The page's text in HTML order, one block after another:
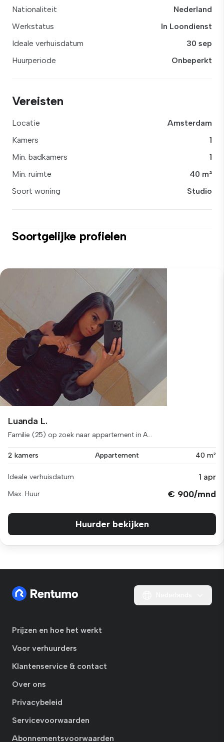
Nationaliteit
Nederland
Werkstatus
In Loondienst
Ideale verhuisdatum
30 sep
Huurperiode
Onbeperkt
Vereisten
Locatie
Amsterdam
Kamers
1
Min. badkamers
1
Min. ruimte
40 m²
Soort woning
Studio
Soortgelijke profielen
Luanda L.
Familie (25) op zoek naar appartement in A...
2 kamers Appartement 40 m²
Ideale verhuisdatum 1 apr
Max. Huur € 900/mnd
Huurder bekijken
Prijzen en hoe het werkt
Voor verhuurders
Klantenservice & contact
Over ons
Privacybeleid
Servicevoorwaarden
Abonnementsvoorwaarden